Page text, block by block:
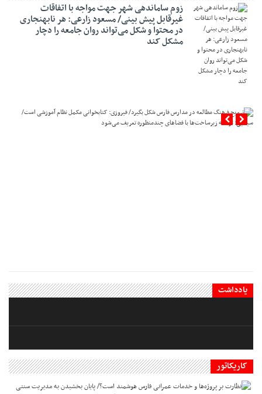
زوم ساماندهی شهر جهت مواجه با اتفاقات
غیرقابل پیش بینی/ مسعود زارعی: هر نابهنجاری
در محتوا و شکل می‌تواند روان جامعه را دچار
مشکل کند
یادداشت
کاریکاتور